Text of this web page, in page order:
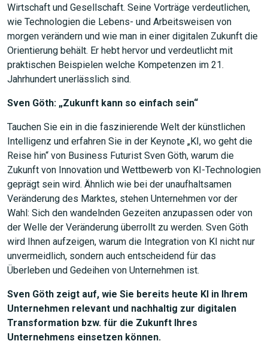
Wirtschaft und Gesellschaft. Seine Vorträge verdeutlichen,
wie Technologien die Lebens- und Arbeitsweisen von
morgen verändern und wie man in einer digitalen Zukunft die
Orientierung behält. Er hebt hervor und verdeutlicht mit
praktischen Beispielen welche Kompetenzen im 21.
Jahrhundert unerlässlich sind.
Sven Göth: „Zukunft kann so einfach sein“
Tauchen Sie ein in die faszinierende Welt der künstlichen
Intelligenz und erfahren Sie in der Keynote „KI, wo geht die
Reise hin“ von Business Futurist Sven Göth, warum die
Zukunft von Innovation und Wettbewerb von KI-Technologien
geprägt sein wird. Ähnlich wie bei der unaufhaltsamen
Veränderung des Marktes, stehen Unternehmen vor der
Wahl: Sich den wandelnden Gezeiten anzupassen oder von
der Welle der Veränderung überrollt zu werden. Sven Göth
wird Ihnen aufzeigen, warum die Integration von KI nicht nur
unvermeidlich, sondern auch entscheidend für das
Überleben und Gedeihen von Unternehmen ist.
Sven Göth zeigt auf, wie Sie bereits heute KI in Ihrem
Unternehmen relevant und nachhaltig zur digitalen
Transformation bzw. für die Zukunft Ihres
Unternehmens einsetzen können.